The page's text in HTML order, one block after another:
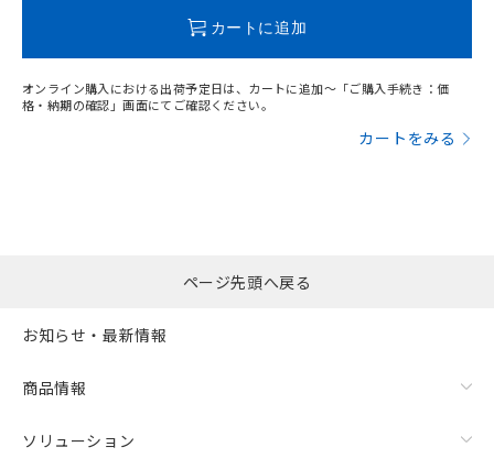
カートに追加
オンライン購入における出荷予定日は、カートに追加～「ご購入手続き：価
格・納期の確認」画面にてご確認ください。
カートをみる
ページ先頭へ戻る
お知らせ・最新情報
商品情報
ソリューション